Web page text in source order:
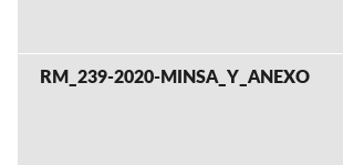
RM_239-2020-MINSA_Y_ANEXO